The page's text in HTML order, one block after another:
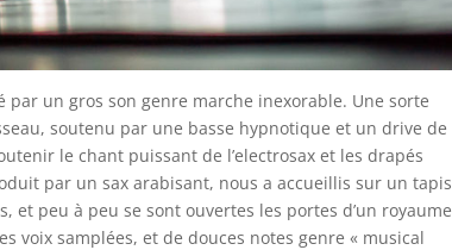
un gros son genre marche inexorable. Une sorte
soutenu par une basse hypnotique et un drive de
le chant puissant de l’electrosax et les drapés
par un sax arabisant, nous a accueillis sur un tapis
peu à peu se sont ouvertes les portes d’un royaume
voix samplées, et de douces notes genre « musical